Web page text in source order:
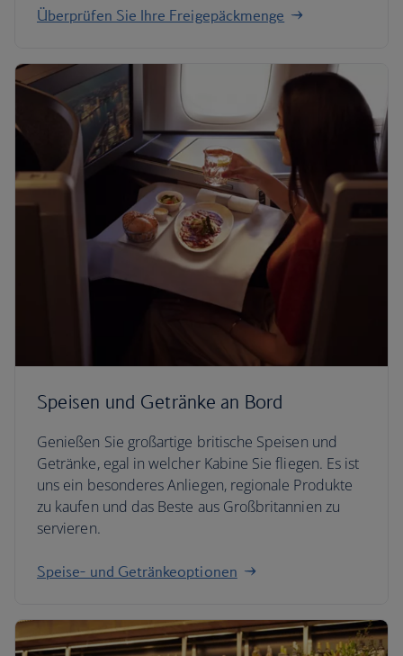
Überprüfen Sie Ihre Freigepäckmenge
Speisen und Getränke an Bord
Genießen Sie großartige britische Speisen und
Getränke, egal in welcher Kabine Sie fliegen. Es ist
uns ein besonderes Anliegen, regionale Produkte
zu kaufen und das Beste aus Großbritannien zu
servieren.
Speise- und Getränkeoptionen